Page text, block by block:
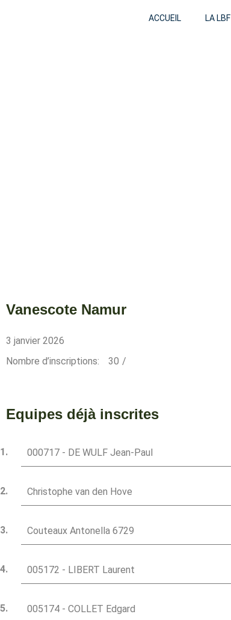
ACCUEIL LA LBF
Vanescote Namur
3 janvier 2026
Nombre d’inscriptions:
30 /
Equipes déjà inscrites
000717 - DE WULF Jean-Paul
Christophe van den Hove
Couteaux Antonella 6729
005172 - LIBERT Laurent
005174 - COLLET Edgard